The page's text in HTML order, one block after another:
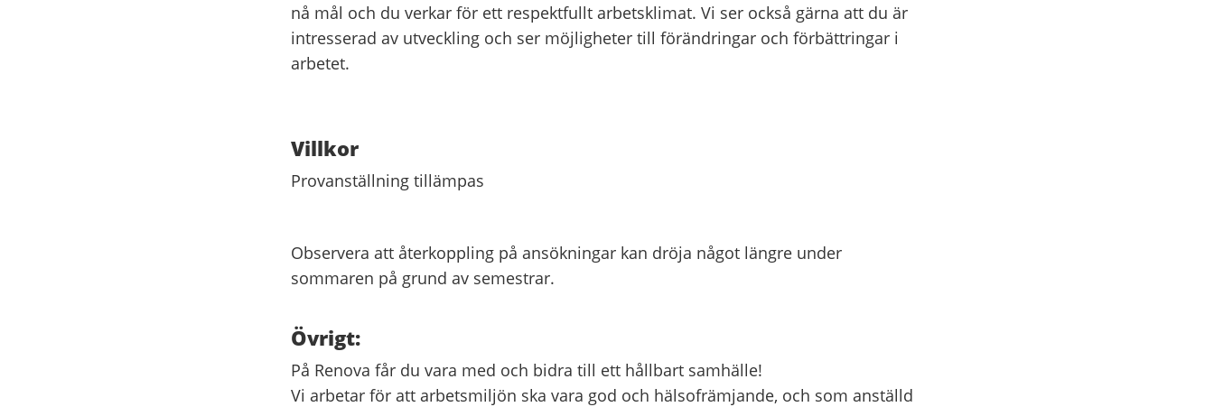
nå mål och du verkar för ett respektfullt arbetsklimat. Vi ser också gärna att du är
intresserad av utveckling och ser möjligheter till förändringar och förbättringar i
arbetet.
Villkor
Provanställning tillämpas
Observera att återkoppling på ansökningar kan dröja något längre under
sommaren på grund av semestrar.
Övrigt:
På Renova får du vara med och bidra till ett hållbart samhälle!
Vi arbetar för att arbetsmiljön ska vara god och hälsofrämjande, och som anställd